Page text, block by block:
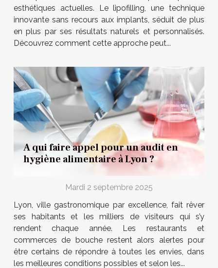
esthétiques actuelles. Le lipofilling, une technique
innovante sans recours aux implants, séduit de plus
en plus par ses résultats naturels et personnalisés.
Découvrez comment cette approche peut...
A qui faire appel pour un audit en
hygiène alimentaire à Lyon ?
Mardi 2 septembre 2025
Lyon, ville gastronomique par excellence, fait rêver
ses habitants et les milliers de visiteurs qui s’y
rendent chaque année. Les restaurants et
commerces de bouche restent alors alertes pour
être certains de répondre à toutes les envies, dans
les meilleures conditions possibles et selon les...